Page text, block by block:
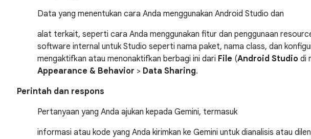
Data yang menentukan cara Anda menggunakan Android Studio dan
alat terkait, seperti cara Anda menggunakan fitur dan penggunaan
software internal untuk Studio seperti nama paket, nama class, dan
mengaktifkan atau menonaktifkan berbagi ini dari File (Android Studio di
Appearance & Behavior > Data Sharing.
Perintah dan respons
Pertanyaan yang Anda ajukan kepada Gemini, termasuk
informasi atau kode yang Anda kirimkan ke Gemini untuk dianalisis atau